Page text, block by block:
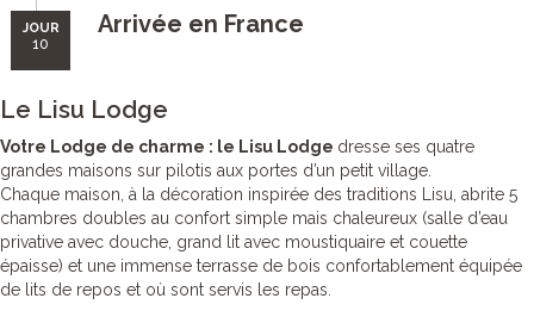
JOUR
10
Arrivée en France
Le Lisu Lodge
Votre Lodge de charme : le Lisu Lodge dresse ses quatre
grandes maisons sur pilotis aux portes d’un petit village.
Chaque maison, à la décoration inspirée des traditions Lisu, abrite 5
chambres doubles au confort simple mais chaleureux (salle d’eau
privative avec douche, grand lit avec moustiquaire et couette
épaisse) et une immense terrasse de bois confortablement équipée
de lits de repos et où sont servis les repas.